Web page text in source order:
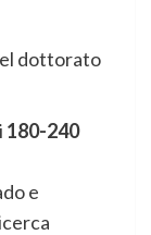
dottorato
180-240
e